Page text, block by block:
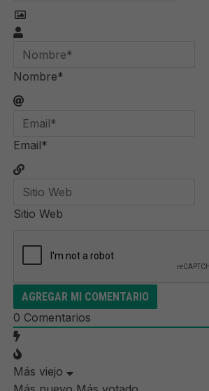
Nombre*
Email*
Sitio Web
0 Comentarios
Más viejo